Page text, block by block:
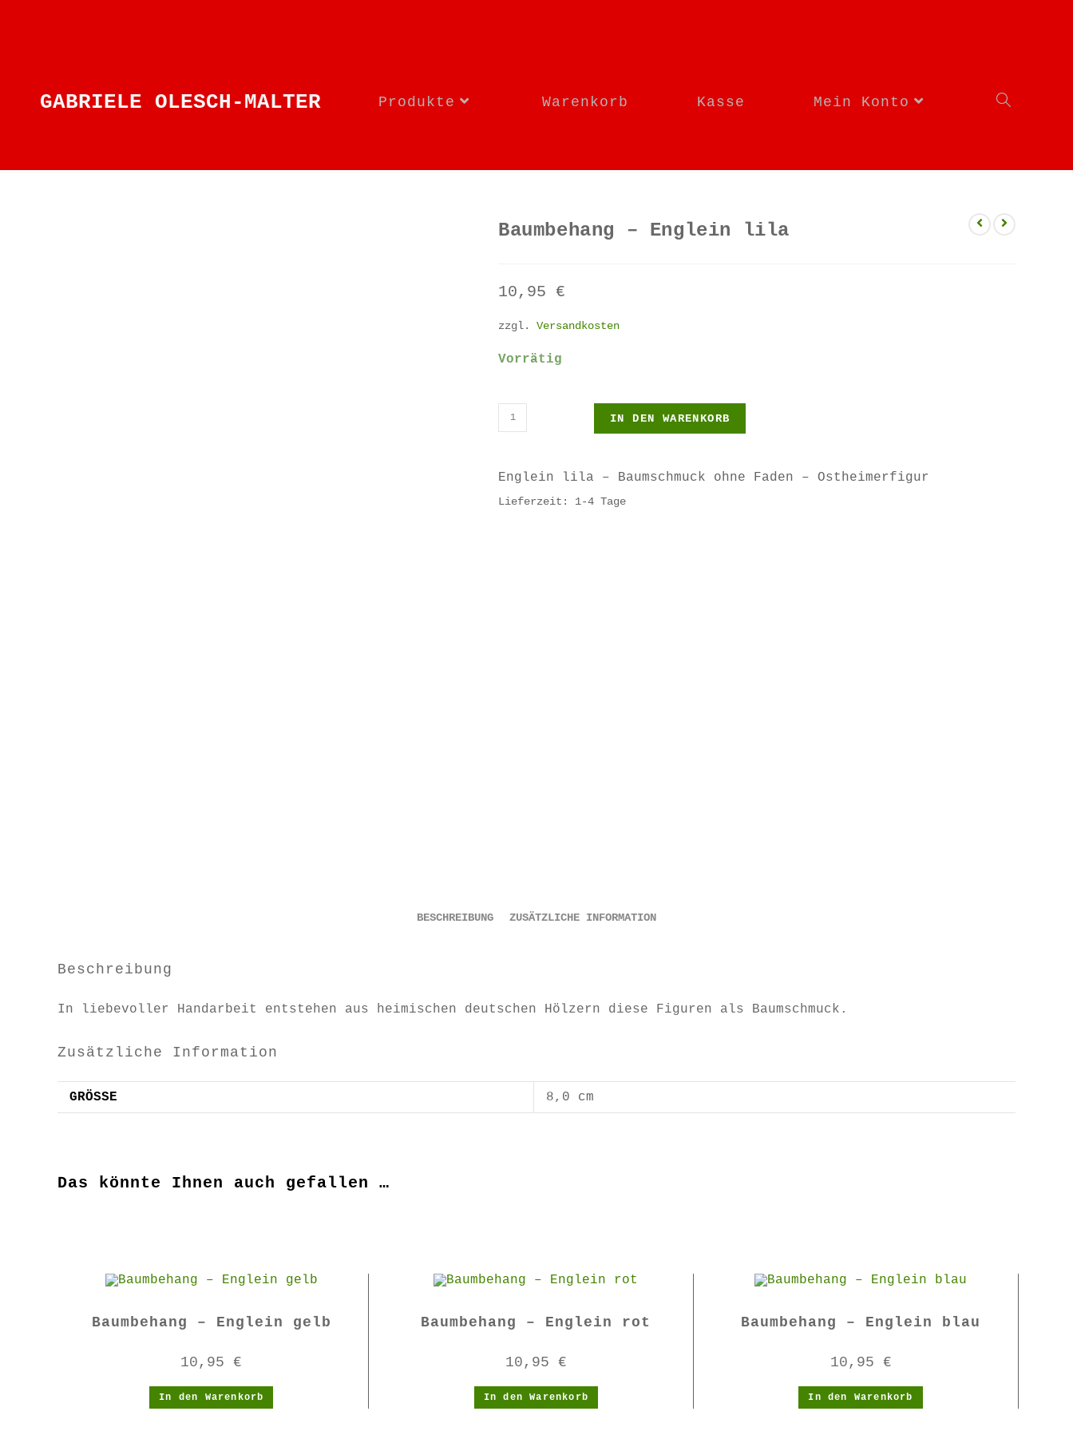
GABRIELE OLESCH-MALTER Produkte Warenkorb Kasse Mein Konto
Baumbehang – Englein lila
10,95 €
zzgl. Versandkosten
Vorrätig
IN DEN WARENKORB
Englein lila – Baumschmuck ohne Faden – Ostheimerfigur
Lieferzeit: 1-4 Tage
BESCHREIBUNG ZUSÄTZLICHE INFORMATION
Beschreibung
In liebevoller Handarbeit entstehen aus heimischen deutschen Hölzern diese Figuren als Baumschmuck.
Zusätzliche Information
GRÖSSE 8,0 cm
Das könnte Ihnen auch gefallen …
Baumbehang – Englein gelb
10,95€
In den Warenkorb
Baumbehang – Englein rot
10,95 €
In den Warenkorb
Baumbehang – Englein blau
10,95 €
In den Warenkorb